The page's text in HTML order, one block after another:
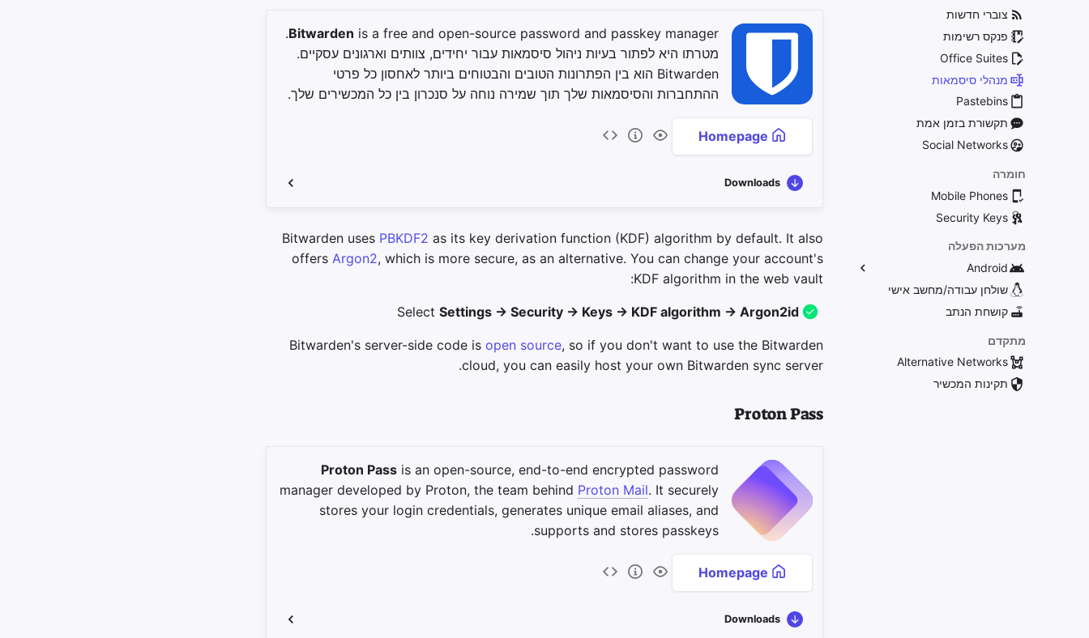
צוברי חדשות
פנקס רשימות
Office Suites
מנהלי סיסמאות
Pastebins
תקשורת בזמן אמת
Social Networks
חומרה
Mobile Phones
Security Keys
מערכות הפעלה
Android
הפצות אלטרנטיביות
General Apps
שולחן עבודה/מחשב אישי
קושחת הנתב
מתקדם
Alternative Networks
תקינות המכשיר
Bitwarden
is a free and open-source password and passkey manager.
מטרתו היא לפתור בעיות ניהול סיסמאות עבור יחידים, צוותים וארגונים עסקיים.
Bitwarden הוא בין הפתרונות הטובים והבטוחים ביותר לאחסון כל פרטי
ההתחברות והסיסמאות שלך תוך שמירה נוחה על סנכרון בין כל המכשירים שלך.
Downloads
Bitwarden uses PBKDF2 as its key derivation function (KDF) algorithm by default. It also
offers Argon2, which is more secure, as an alternative. You can change your account's
KDF algorithm in the web vault:
Select Settings → Security → Keys → KDF algorithm → Argon2id
Bitwarden's server-side code is open source, so if you don't want to use the Bitwarden
cloud, you can easily host your own Bitwarden sync server.
Proton Pass
Proton Pass is an open-source, end-to-end encrypted password
manager developed by Proton, the team behind Proton Mail. It securely
stores your login credentials, generates unique email aliases, and
supports and stores passkeys.
Downloads